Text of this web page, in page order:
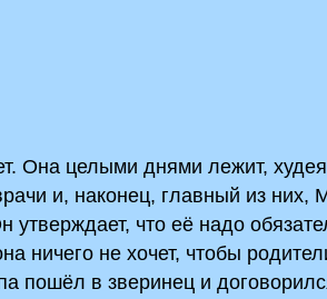
Она целыми днями лежит,
и, наконец, главный из них,
что её надо
ничего не хочет, чтобы
пошёл в зверинец и